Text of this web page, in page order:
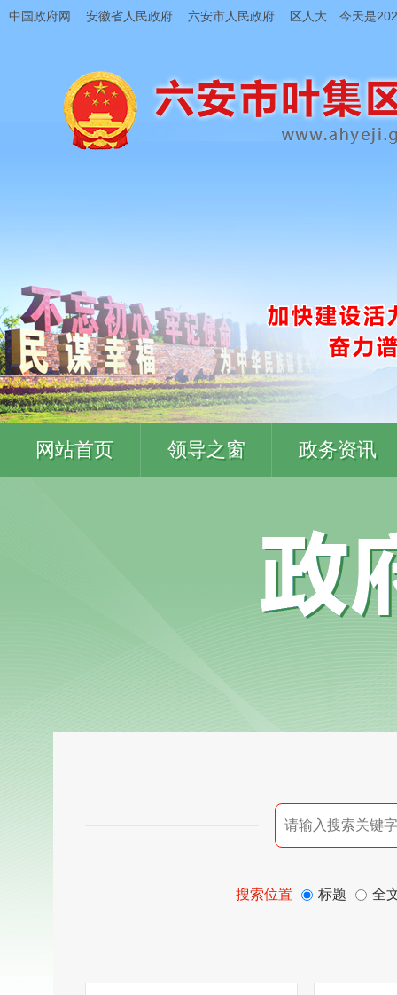
中国政府网 安徽省人民政府 六安市人民政府 区人大 今天是
网站首页 领导之窗 政务资讯
搜索位置 标题 全